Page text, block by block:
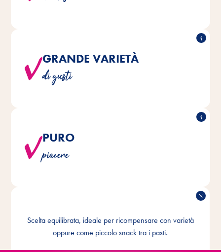
GRANDE VARIETÀ
di gusti
Ampia scelta di gusti e formati per ogni esigenza.
PURO
piacere
crispy crunch sono realizzati senza
PIÙ
varietà
Scelta equilibrata, ideale per ricompensare con varietà
oppure come piccolo snack tra i pasti.